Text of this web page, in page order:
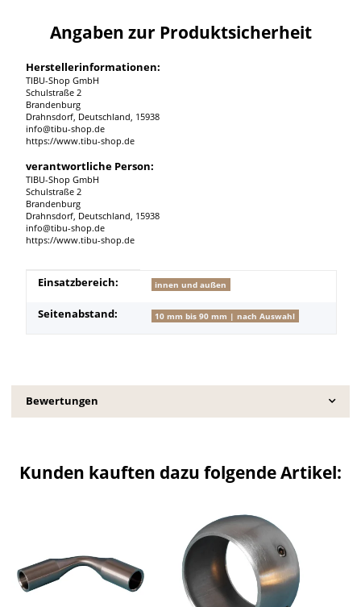
Angaben zur Produktsicherheit
Herstellerinformationen:
TIBU-Shop GmbH
Schulstraße 2
Brandenburg
Drahnsdorf, Deutschland, 15938
info@tibu-shop.de
https://www.tibu-shop.de
verantwortliche Person:
TIBU-Shop GmbH
Schulstraße 2
Brandenburg
Drahnsdorf, Deutschland, 15938
info@tibu-shop.de
https://www.tibu-shop.de
Produkteigenschaft
Wert
Einsatzbereich: innen und außen
Seitenabstand: 10 mm bis 90 mm | nach Auswahl
Bewertungen
Kunden kauften dazu folgende Artikel: